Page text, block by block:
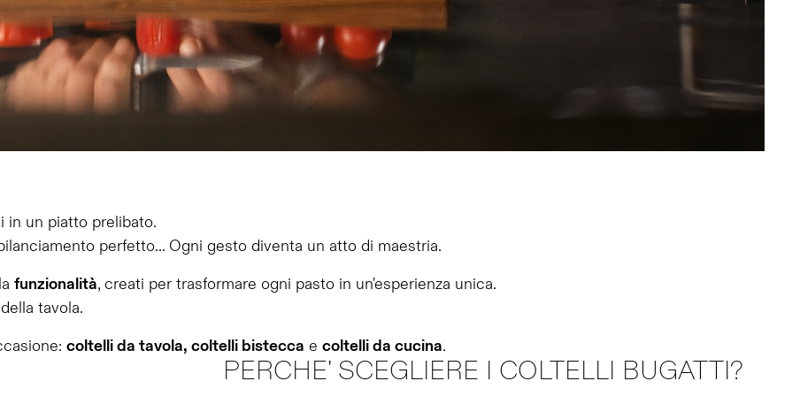
in un piatto prelibato.
perfetto... Ogni gesto diventa un atto di maestria.
funzionalità, creati per trasformare ogni pasto in un'esperienza unica.
tavola.
coltelli da tavola, coltelli bistecca e coltelli da cucina.
PERCHE' SCEGLIERE I COLTELLI BUGATTI?